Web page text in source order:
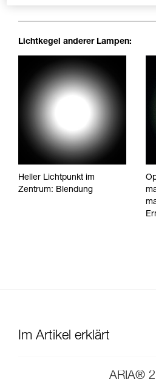
Lichtkegel anderer Lampen:
Heller Lichtpunkt im
Zentrum: Blendung
Im Artikel erklärt